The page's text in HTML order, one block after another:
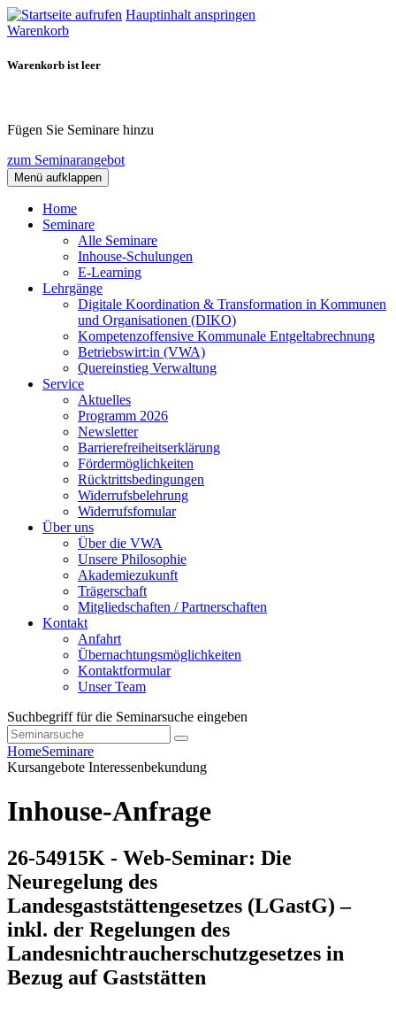
Hauptinhalt anspringen
Warenkorb
Warenkorb ist leer
Fügen Sie Seminare hinzu
zum Seminarangebot
Menü aufklappen
Home
Seminare
Alle Seminare
Inhouse-Schulungen
E-Learning
Lehrgänge
Digitale Koordination & Transformation in Kommunen
und Organisationen (DIKO)
Kompetenzoffensive Kommunale Entgeltabrechnung
Betriebswirt:in (VWA)
Quereinstieg Verwaltung
Service
Aktuelles
Programm 2026
Newsletter
Barrierefreiheitserklärung
Fördermöglichkeiten
Rücktrittsbedingungen
Widerrufsbelehrung
Widerrufsfomular
Über uns
Über die VWA
Unsere Philosophie
Akademiezukunft
Trägerschaft
Mitgliedschaften / Partnerschaften
Kontakt
Anfahrt
Übernachtungsmöglichkeiten
Kontaktformular
Unser Team
Suchbegriff für die Seminarsuche eingeben
HomeSeminare
Kursangebote Interessenbekundung
Inhouse-Anfrage
26-54915K - Web-Seminar: Die
Neuregelung des
Landesgaststättengesetzes (LGastG) –
inkl. der Regelungen des
Landesnichtraucherschutzgesetzes in
Bezug auf Gaststätten